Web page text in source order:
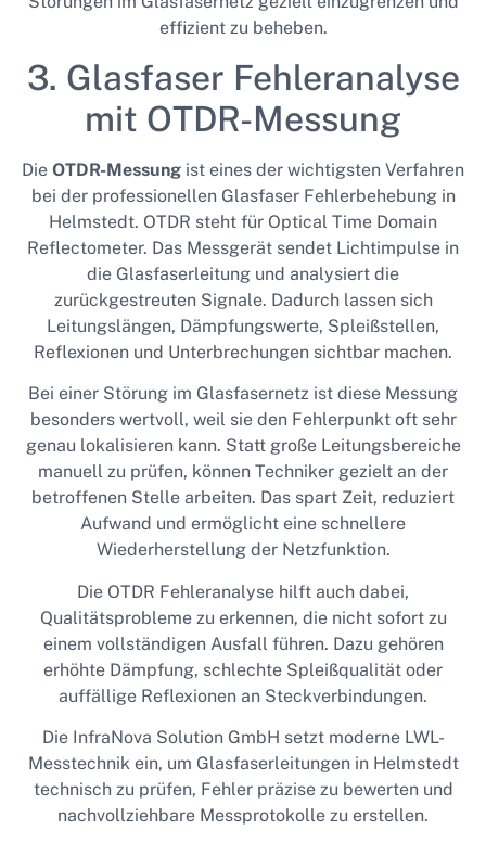
effizient zu beheben.
3. Glasfaser Fehleranalyse
mit OTDR-Messung
Die OTDR-Messung ist eines der wichtigsten Verfahren
bei der professionellen Glasfaser Fehlerbehebung in
Helmstedt. OTDR steht für Optical Time Domain
Reflectometer. Das Messgerät sendet Lichtimpulse in
die Glasfaserleitung und analysiert die
zurückgestreuten Signale. Dadurch lassen sich
Leitungslängen, Dämpfungswerte, Spleißstellen,
Reflexionen und Unterbrechungen sichtbar machen.
Bei einer Störung im Glasfasernetz ist diese Messung
besonders wertvoll, weil sie den Fehlerpunkt oft sehr
genau lokalisieren kann. Statt große Leitungsbereiche
manuell zu prüfen, können Techniker gezielt an der
betroffenen Stelle arbeiten. Das spart Zeit, reduziert
Aufwand und ermöglicht eine schnellere
Wiederherstellung der Netzfunktion.
Die OTDR Fehleranalyse hilft auch dabei,
Qualitätsprobleme zu erkennen, die nicht sofort zu
einem vollständigen Ausfall führen. Dazu gehören
erhöhte Dämpfung, schlechte Spleißqualität oder
auffällige Reflexionen an Steckverbindungen.
Die InfraNova Solution GmbH setzt moderne LWL-
Messtechnik ein, um Glasfaserleitungen in Helmstedt
technisch zu prüfen, Fehler präzise zu bewerten und
nachvollziehbare Messprotokolle zu erstellen.